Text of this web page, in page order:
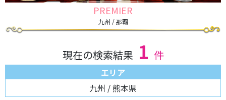
九州 / 那覇
PREMIER
現在の検索結果 1 件
エリア
九州 / 熊本県